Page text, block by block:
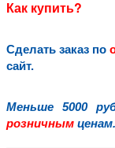
Как купить?
Сделать заказ по
сайт.
Меньше 5000
розничнымценам.